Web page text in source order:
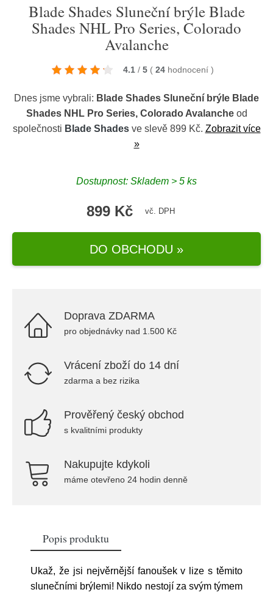
Blade Shades Sluneční brýle Blade
Shades NHL Pro Series, Colorado
Avalanche
4.1 / 5 ( 24 hodnocení )
Dnes jsme vybrali: Blade Shades Sluneční brýle Blade
Shades NHL Pro Series, Colorado Avalancheod
společnosti Blade Shadesve slevě 899 Kč. Zobrazit více
»
Dostupnost: Skladem > 5 ks
899 Kč vč. DPH
DO OBCHODU »
Doprava ZDARMA
pro objednávky nad 1.500 Kč
Vrácení zboží do 14 dní
zdarma a bez rizika
Prověřený český obchod
s kvalitními produkty
Nakupujte kdykoli
máme otevřeno 24 hodin denně
Popis produktu
Ukaž, že jsi nejvěrnější fanoušek v lize s těmito
slunečními brýlemi! Nikdo nestojí za svým týmem